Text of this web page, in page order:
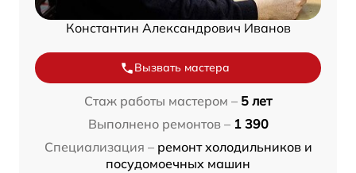
Константин Александрович Иванов
Вызвать мастера
Стаж работы мастером – 5 лет
Выполнено ремонтов – 1 390
Специализация – ремонт холодильников и
посудомоечных машин